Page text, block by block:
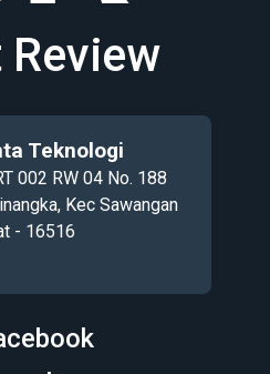
Teknologi
002 RW 04 No. 188
Kec Sawangan
- 16516